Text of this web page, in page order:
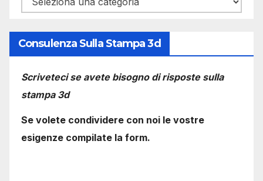
Consulenza Sulla Stampa 3d
Scriveteci se avete bisogno di risposte sulla
stampa 3d
Se volete condividere con noi le vostre
esigenze compilate la form.